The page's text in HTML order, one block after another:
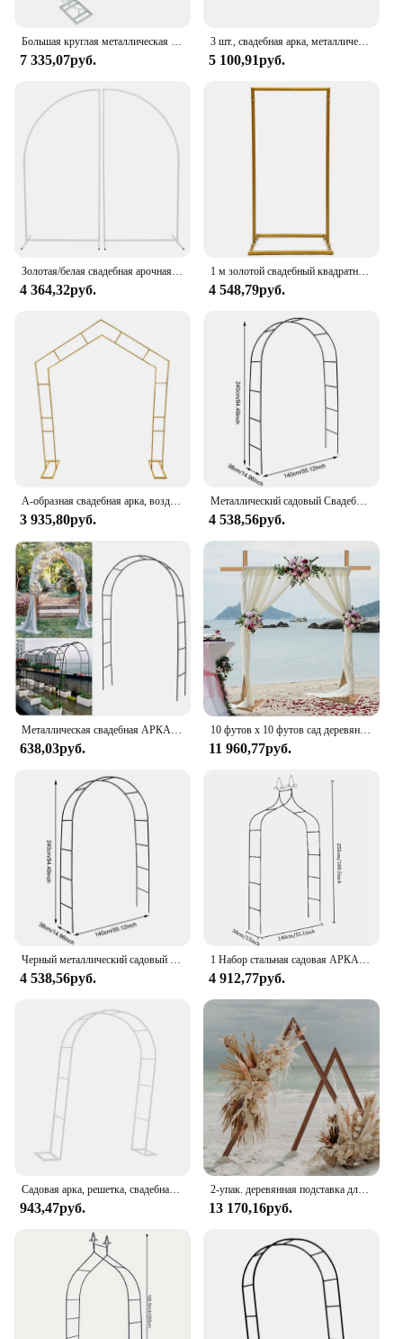
7 335,07руб.
3 шт., свадебная арка, металлический фон, прямоугольная свадебная подставка, рамка для воздушного шара, арка, белый/золотой
5 100,91руб.
4 364,32руб.
1 м золотой свадебный квадратный архвал стойка для фона металлический цветок шар рамка Декор
4 548,79руб.
3 935,80руб.
Металлический садовый Свадебный фотографический набор, 1 комплект, Цветочная рамка, шар, архальная лужайка, Большой Декор, товары для свадьбы, дня рождения
4 538,56руб.
Металлическая свадебная АРКА, Штабелируемая Арка «сделай сам» для реквизита, принадлежности, украшение, легкая сборка, розы, ворота, шар, архальная архера, декор Вечерние
638,03руб.
10 футов x 10 футов сад деревянная Свадебная церемония Арка фон рамка стенд цветок Арка стойка для фотостудии, свадебный душ, патио
11 960,77руб.
Черный металлический садовый Свадебный АРК, большая рамка с цветами, шары, арка, уличное украшение для газона, можно свободно собирать
4 538,56руб.
1 Набор стальная садовая АРКА, свадебные фотообои, Цветочная рамка, шары, арка, открытый газон, декор для активного отдыха, реквизит для украшения дня рождения
4 912,77руб.
Садовая арка, решетка, свадебная решетка, арка, металлическая арка, садовая арка для заднего двора, газона, украшение для садовой церемонии
943,47руб.
2-упак. деревянная подставка для свадебной арки, треугольная беседка, рамка, фон, подставка для арки воздушных шаров
13 170,16руб.